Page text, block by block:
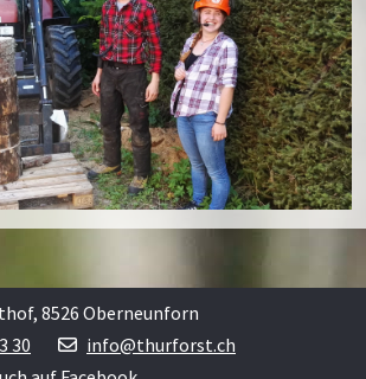
8526 Oberneunforn
30
info@thurforst.ch